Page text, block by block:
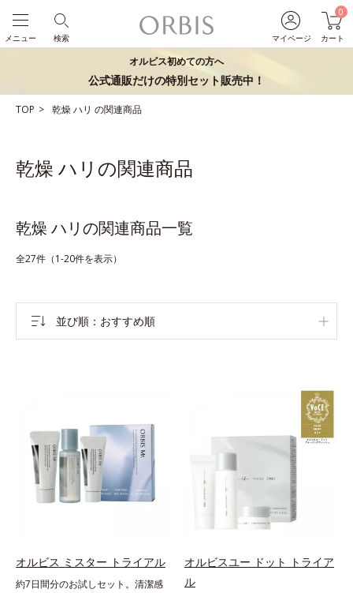
マイページ
0
カート
検索
メニュー
オルビス初めての方へ
公式通販だけの特別セット販売中！
TOP 乾燥ハリ の関連商品
乾燥 ハリの関連商品
乾燥 ハリの関連商品一覧
全27件（1-20件を表示）
並び順 おすすめ順
オルビス ミスター トライアル
約7日間分のお試しセット。清潔感
オルビスユー ドット トライア
ル